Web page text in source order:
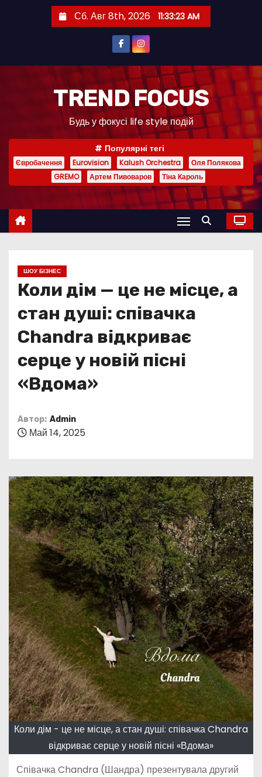
и
Сб. Авг 8th, 2026 11:33:24 AM
TREND FOCUS
Будь у фокусі life style подій
Популярні тегі
Євробачення Eurovision Kalush Orchestra
Оля Полякова
GREMO
Артем Пивоваров Тіна Кароль
ШОУ БІЗНЕС
Коли дім — це не місце, а
стан душі: співачка
Chandra відкриває
серце у новій пісні
«Вдома»
Автор: Admin
Май 14, 2025
Коли дім - це не місце, а стан душі: співачка Chandra
відкриває серце у новій пісні «Вдома»
Співачка Chandra (Шандра) презентувала другий